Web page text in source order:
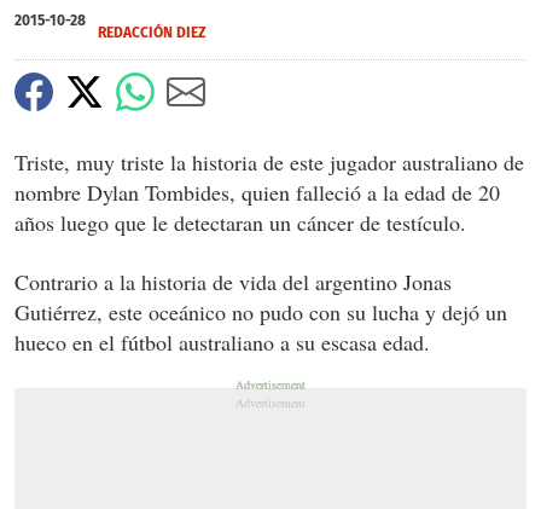
2015-10-28
REDACCIÓN DIEZ
Triste, muy triste la historia de este jugador australiano de
nombre Dylan Tombides, quien falleció a la edad de 20
años luego que le detectaran un cáncer de testículo.
Contrario a la historia de vida del argentino Jonas
Gutiérrez, este oceánico no pudo con su lucha y dejó un
hueco en el fútbol australiano a su escasa edad.